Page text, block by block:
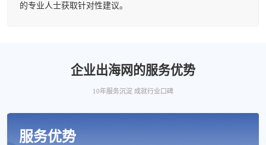
的专业人士获取针对性建议。
企业出海网的服务优势
10年服务沉淀 成就行业口碑
服务优势